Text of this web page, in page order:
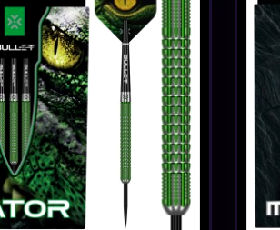
Caliburn Awakening
Ivan 90% - Dartpijlen
€ 149.95